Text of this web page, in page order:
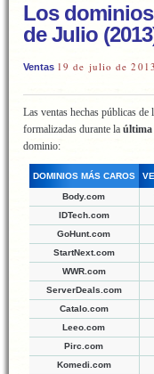
Los dominios
de Julio
Ventas 19 de julio de 2013
Las ventas hechas públicas de
formalizadas durante la última
dominio:
DOMINIOS MÁS CAROS
Body.com
IDTech.com
GoHunt.com
StartNext.com
WWR.com
ServerDeals.com
Catalo.com
Leeo.com
Pirc.com
Komedi.com